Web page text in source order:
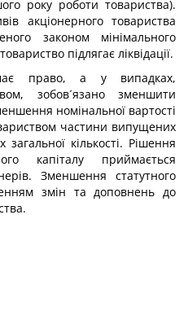
року роботи товариства).
акціонерного товариства
законом мінімального
підлягає ліквідації.
право, а у випадках,
зобов´язано зменшити
номінальної вартості
частини випущених
кількості. Рішення
капіталу приймається
Зменшення статутного
змін та доповнень до